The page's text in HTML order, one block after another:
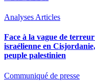
Analyses Articles
Face à la vague de
israélienne en
peuple palestinien
Communiqué de presse